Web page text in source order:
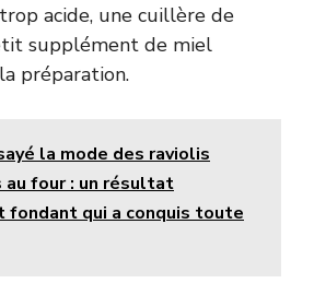
acide, une cuillère de
supplément de miel
préparation.
la mode des raviolis
four : un résultat
qui a conquis toute